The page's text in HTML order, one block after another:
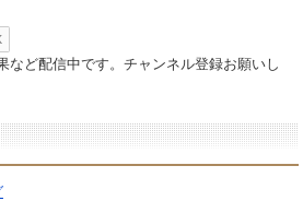
など配信中です。チャンネル登録お願いし